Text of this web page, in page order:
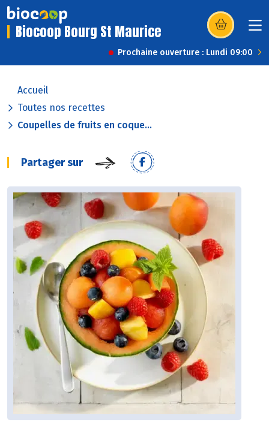
Biocoop Bourg St Maurice (s’ouvre dans
Prochaine ouverture : Lundi 09:00
Accueil
Toutes nos recettes
Coupelles de fruits en coque...
Partager sur